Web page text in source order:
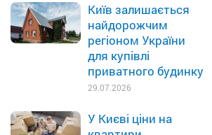
Київ залишається
найдорожчим
регіоном України
для купівлі
приватного будинку
29.07.2026
У Києві ціни на